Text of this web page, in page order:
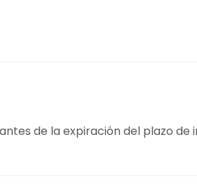
de la expiración del plazo de